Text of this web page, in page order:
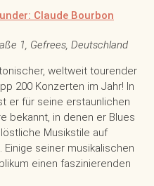
Claude Bourbon
1, Gefrees, Deutschland
weltweit tourender
200 Konzerten im Jahr! In
er für seine erstaunlichen
bekannt, in denen er Blues
Musikstile auf
seiner musikalischen
einen faszinierenden